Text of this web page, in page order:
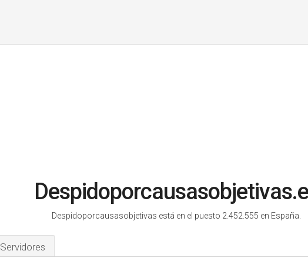
Despidoporcausasobjetivas está en el puesto 2.452.555 en España.
Servidores